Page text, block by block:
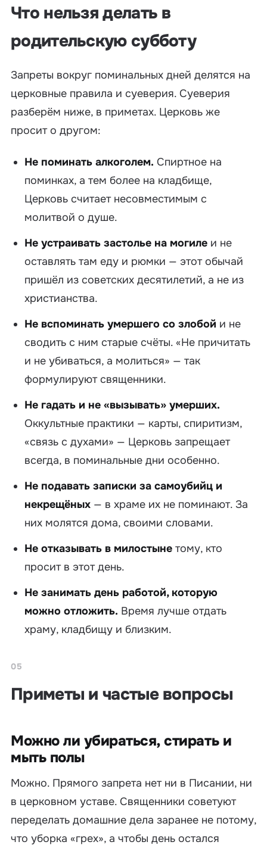
Что нельзя делать в
родительскую субботу
Запреты вокруг поминальных дней делятся на
церковные правила и суеверия. Суеверия
разберём ниже, в приметах. Церковь же
просит о другом:
Не поминать алкоголем. Спиртное на
поминках, а тем более на кладбище,
Церковь считает несовместимым с
молитвой о душе.
Не устраивать застолье на могиле и не
оставлять там еду и рюмки — этот обычай
пришёл из советских десятилетий, а не из
христианства.
Не вспоминать умершего со злобой и не
сводить с ним старые счёты. «Не причитать
и не убиваться, а молиться» — так
формулируют священники.
Не гадать и не «вызывать» умерших.
Оккультные практики — карты, спиритизм,
«связь с духами» — Церковь запрещает
всегда, в поминальные дни особенно.
Не подавать записки за самоубийц и
некрещёных — в храме их не поминают. За
них молятся дома, своими словами.
Не отказывать в милостыне тому, кто
просит в этот день.
Не занимать день работой, которую
можно отложить. Время лучше отдать
храму, кладбищу и близким.
05
Приметы и частые вопросы
Можно ли убираться, стирать и
мыть полы
Можно. Прямого запрета нет ни в Писании, ни
в церковном уставе. Священники советуют
переделать домашние дела заранее не потому,
что уборка «грех», а чтобы день остался